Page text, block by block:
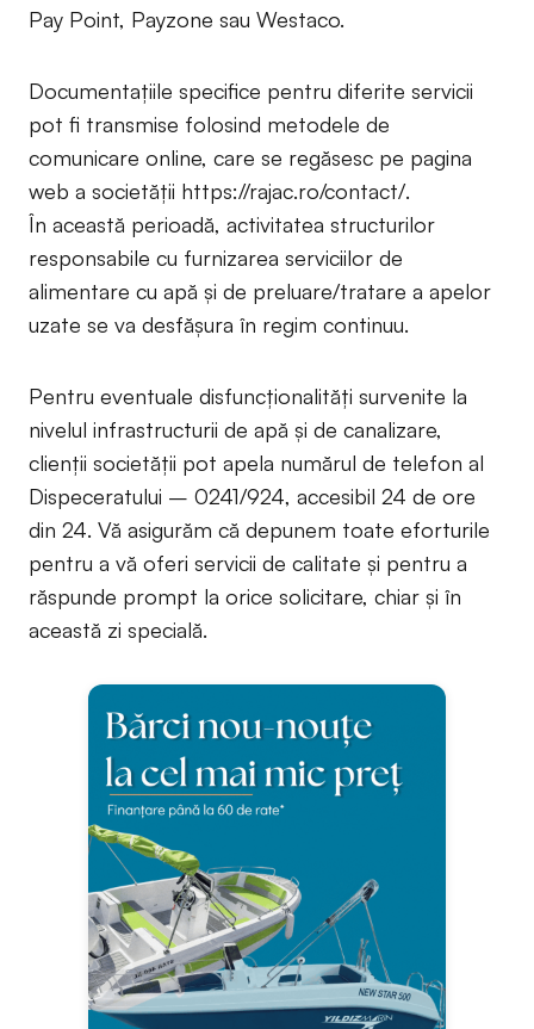
Pay Point, Payzone sau Westaco.
Documentațiile specifice pentru diferite servicii
pot fi transmise folosind metodele de
comunicare online, care se regăsesc pe pagina
web a societății https://rajac.ro/contact/.
În această perioadă, activitatea structurilor
responsabile cu furnizarea serviciilor de
alimentare cu apă și de preluare/tratare a apelor
uzate se va desfășura în regim continuu.
Pentru eventuale disfuncționalități survenite la
nivelul infrastructurii de apă și de canalizare,
clienții societății pot apela numărul de telefon al
Dispeceratului – 0241/924, accesibil 24 de ore
din 24. Vă asigurăm că depunem toate eforturile
pentru a vă oferi servicii de calitate și pentru a
răspunde prompt la orice solicitare, chiar și în
această zi specială.